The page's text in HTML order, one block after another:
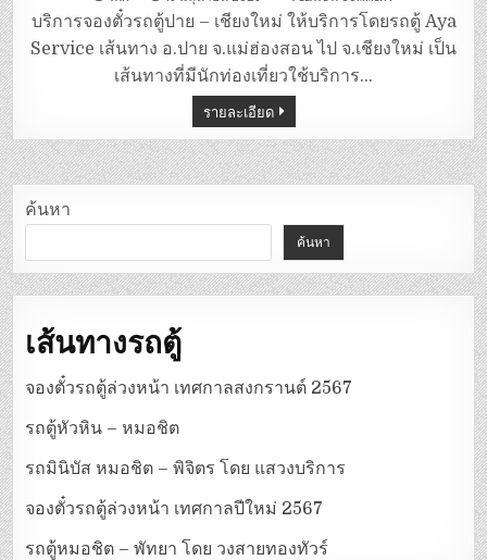
ตู้
ปาย
–
เชียงใหม่
บริการจองตั๋วรถตู้ปาย – เชียงใหม่ ให้บริการโดยรถตู้ Aya
Service เส้นทาง อ.ปาย จ.แม่ฮ่องสอน ไป จ.เชียงใหม่ เป็น
เส้นทางที่มีนักท่องเที่ยวใช้บริการ…
รายละเอียด
ค้นหา
ค้นหา
เส้นทางรถตู้
จองตั๋วรถตู้ล่วงหน้า เทศกาลสงกรานต์ 2567
รถตู้หัวหิน – หมอชิต
รถมินิบัส หมอชิต – พิจิตร โดย แสวงบริการ
จองตั๋วรถตู้ล่วงหน้า เทศกาลปีใหม่ 2567
รถตู้หมอชิต – พัทยา โดย วงสายทองทัวร์